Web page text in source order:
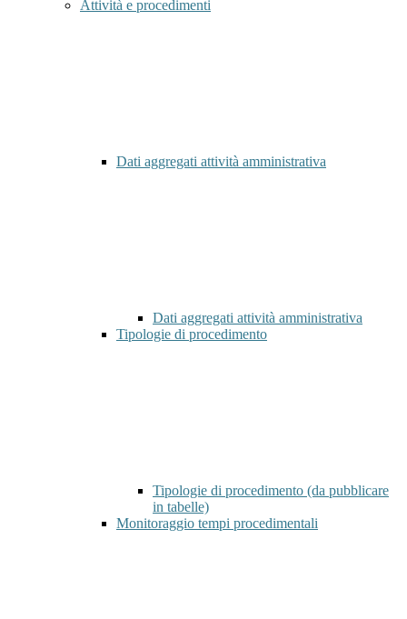
Attività e procedimenti
Dati aggregati attività amministrativa
Dati aggregati attività amministrativa
Tipologie di procedimento
Tipologie di procedimento (da pubblicare
in tabelle)
Monitoraggio tempi procedimentali